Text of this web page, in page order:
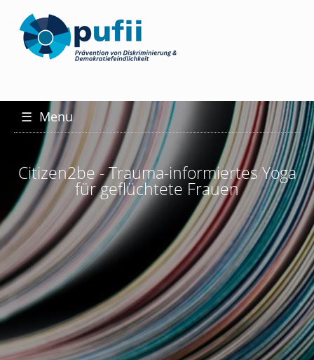
☰ Menu
Citizen2be - Trauma-informiertes Yoga
für geflüchtete Frauen